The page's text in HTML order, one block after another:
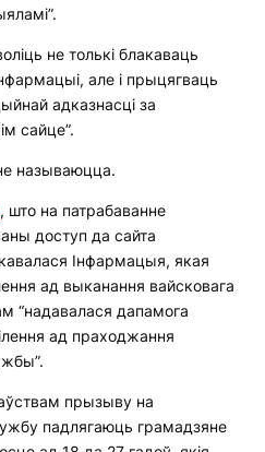
не толькі блакаваць
але і прыцягваць
адказнасці за
сайце”.
называюцца.
, што на патрабаванне
доступ да сайта
Інфармацыя, якая
ад выканання вайсковага
“надавалася дапамога
ад праходжання
прызыву на
падлягаюць грамадзяне